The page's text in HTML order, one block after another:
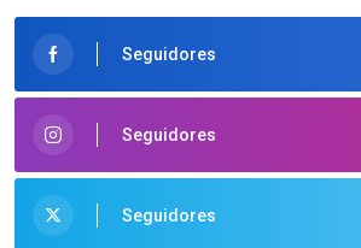
Seguidores
Seguidores
Seguidores